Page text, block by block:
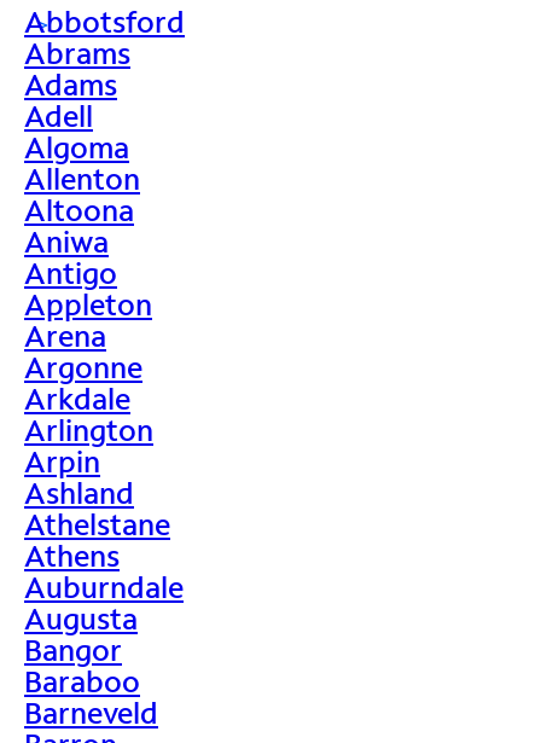
>
Abbotsford
Abrams
Adams
Adell
Algoma
Allenton
Altoona
Aniwa
Antigo
Appleton
Arena
Argonne
Arkdale
Arlington
Arpin
Ashland
Athelstane
Athens
Auburndale
Augusta
Bangor
Baraboo
Barneveld